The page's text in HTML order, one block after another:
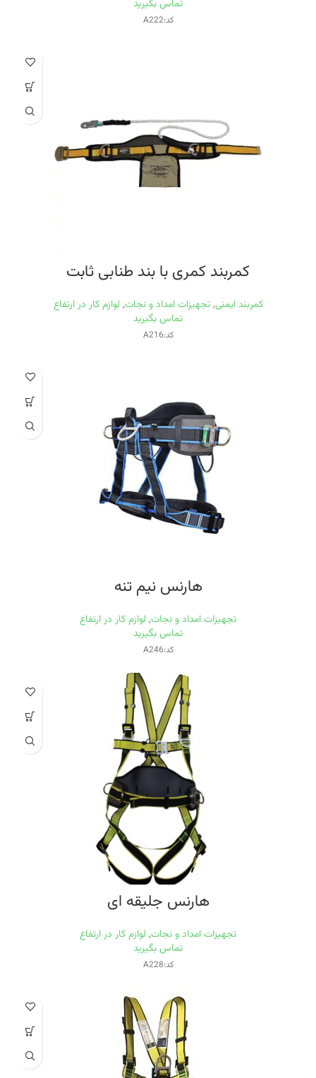
تماس بگیرید
کد:A222
کمربند کمری با بند طنابی ثابت
کمربند ایمنی, تجهیزات امداد و نجات, لوازم کار در ارتفاع
تماس بگیرید
کد:A216
هارنس نیم تنه
تجهیزات امداد و نجات, لوازم کار در ارتفاع
تماس بگیرید
کد:A246
هارنس جلیقه ای
تجهیزات امداد و نجات, لوازم کار در ارتفاع
تماس بگیرید
کد:A228